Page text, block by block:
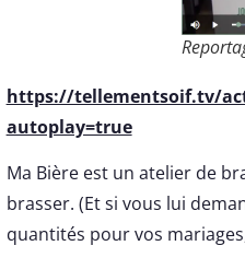
https://tellementsoif.tv/
autoplay=true
Ma Bière est un atelier de
brasser. (Et si vous lui
quantités pour vos